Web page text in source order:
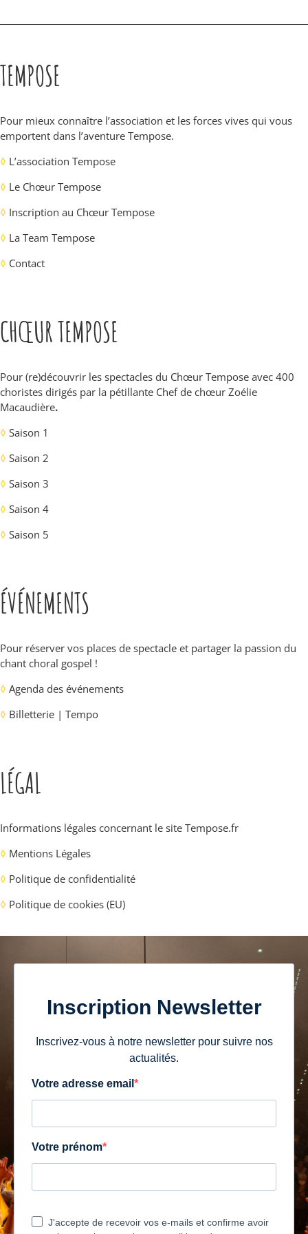
TEMPOSE
Pour mieux connaître l’association et les forces vives qui vous
emportent dans l’aventure Tempose.
◊ L’association Tempose
◊ Le Chœur Tempose
◊ Inscription au Chœur Tempose
◊ La Team Tempose
◊ Contact
CHŒUR TEMPOSE
Pour (re)découvrir les spectacles du Chœur Tempose avec 400
choristes dirigés par la pétillante Chef de chœur Zoélie
Macaudière.
◊ Saison 1
◊ Saison 2
◊ Saison 3
◊ Saison 4
◊ Saison 5
ÉVÉNEMENTS
Pour réserver vos places de spectacle et partager la passion du
chant choral gospel !
◊ Agenda des événements
◊ Billetterie | Tempo
LÉGAL
Informations légales concernant le site Tempose.fr
◊ Mentions Légales
◊ Politique de confidentialité
◊ Politique de cookies (EU)